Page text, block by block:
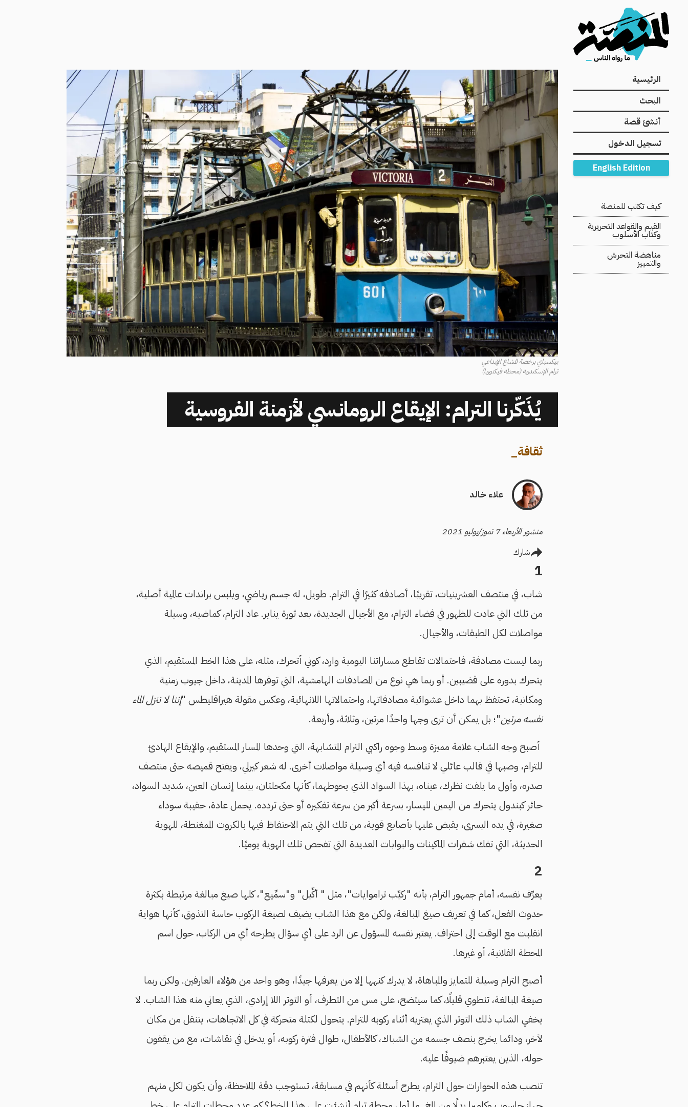
Main
navigation
الرئيسية
البحث
أنشئ قصة
تسجيل الدخول
English Edition
Secondary
Navigation
كيف تكتب للمنصة
القيم والقواعد التحريرية
وكتاب الأسلوب
مناهضة التحرش
والتمييز
بيكسباي برخصة المشاع الإبداعي
ترام الإسكندرية (محطة فيكتوريا)
يُذَكّرنا الترام: الإيقاع الرومانسي لأزمنة الفروسية
ثقافة_
علاء خالد
منشور الأربعاء 7 تموز/يوليو 2021
شارك
1
شاب، في منتصف العشرينيات، تقريبًا، أصادفه كثيرًا في الترام. طويل، له جسم رياضي، ويلبس براندات عالمية أصلية،
من تلك التي عادت للظهور في فضاء الترام، مع الأجيال الجديدة، بعد ثورة يناير. عاد الترام، كماضيه، وسيلة
مواصلات لكل الطبقات، والأجيال.
ربما ليست مصادفة، فاحتمالات تقاطع مساراتنا اليومية وارد، كوني أتحرك، مثله، على هذا الخط المستقيم، الذي
يتحرك بدوره على قضيبين. أو ربما هي نوع من المصادفات الهامشية، التي توفرها المدينة، داخل جيوب زمنية
ومكانية، تحتفظ بهما داخل عشوائية مصادفاتها، واحتمالاتها اللانهائية، وعكس مقولة هيراقليطس "إننا لا ننزل الماء
نفسه مرتين"؛ بل يمكن أن ترى وجها واحدًا مرتين، وثلاثة، وأربعة.
أصبح وجه الشاب علامة مميزة وسط وجوه راكبي الترام المتشابهة، التي وحدها المسار المستقيم، والإيقاع الهادئ
للترام، وصبها في قالب عائلي لا تنافسه فيه أي وسيلة مواصلات أخرى. له شعر كيرلي، ويفتح قميصه حتى منتصف
صدره، وأول ما يلفت نظرك، عيناه، بهذا السواد الذي يحوطهما، كأنها مكحلتان، بينما إنسان العين، شديد السواد،
حائر كبندول يتحرك من اليمين لليسار، بسرعة أكبر من سرعة تفكيره أو حتى تردده. يحمل عادة، حقيبة سوداء
صغيرة، في يده اليسرى، يقبض عليها بأصابع قوية، من تلك التي يتم الاحتفاظ فيها بالكروت الممغنطة، للهوية
الحديثة، التي تفك شفرات الماكينات والبوابات العديدة التي تفحص تلك الهوية يوميًا.
2
يعرِّف نفسه، أمام جمهور الترام، بأنه "ركيِّب تراموايات"، مثل " أكِّيل" و"سمِّيع"، كلها صيغ مبالغة مرتبطة بكثرة
حدوث الفعل، كما في تعريف صيغ المبالغة، ولكن مع هذا الشاب يضيف لصيغة الركوب حاسة التذوق، كأنها هواية
انقلبت مع الوقت إلى احتراف. يعتبر نفسه المسؤول عن الرد على أي سؤال يطرحه أي من الركاب، حول اسم
المحطة الفلانية، أو غيرها.
أصبح الترام وسيلة للتمايز والمباهاة، لا يدرك كنهها إلا من يعرفها جيدًا، وهو واحد من هؤلاء العارفين. ولكن ربما
صيغة المبالغة، تنطوي قليلًا، كما سيتضح، على مس من التطرف، أو التوتر اللا إرادي، الذي يعاني منه هذا الشاب. لا
يخفي الشاب ذلك التوتر الذي يعتريه أثناء ركوبه للترام. يتحول لكتلة متحركة في كل الاتجاهات، يتنقل من مكان
لآخر، ودائما يخرج بنصف جسمه من الشباك، كالأطفال، طوال فترة ركوبه، أو يدخل في نقاشات، مع من يقفون
حوله، الذين يعتبرهم ضيوفًا عليه.
تنصب هذه الحوارات حول الترام، يطرح أسئلة كأنهم في مسابقة، تستوجب دقة الملاحظة، وأن يكون لكل منهم